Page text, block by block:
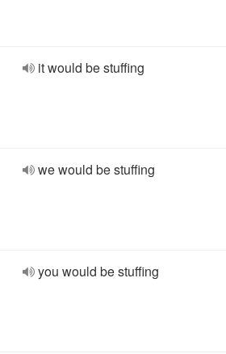
it would be stuffing
we would be stuffing
you would be stuffing